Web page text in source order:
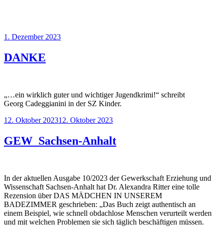
Veröffentlicht
1. Dezember 2023
DANKE
„…ein wirklich guter und wichtiger Jugendkrimi!“ schreibt
Georg Cadeggianini in der SZ Kinder.
Veröffentlicht
12. Oktober 202312. Oktober 2023
GEW_Sachsen-Anhalt
In der aktuellen Ausgabe 10/2023 der Gewerkschaft Erziehung und
Wissenschaft Sachsen-Anhalt hat Dr. Alexandra Ritter eine tolle
Rezension über DAS MÄDCHEN IN UNSEREM
BADEZIMMER geschrieben: „Das Buch zeigt authentisch an
einem Beispiel, wie schnell obdachlose Menschen verurteilt werden
und mit welchen Problemen sie sich täglich beschäftigen müssen.